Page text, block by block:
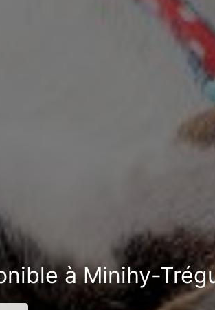
à Minihy-